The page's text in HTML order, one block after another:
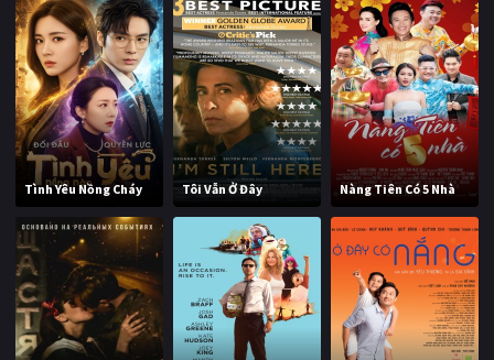
Tình Yêu Nồng Cháy Tôi Vẫn Ở Đây Nàng Tiên Có 5 Nhà